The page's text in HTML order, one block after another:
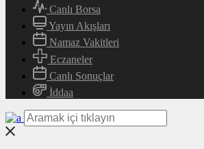
Canlı Borsa
Yayın Akışları
Namaz Vakitleri
Eczaneler
Canlı Sonuçlar
İddaa